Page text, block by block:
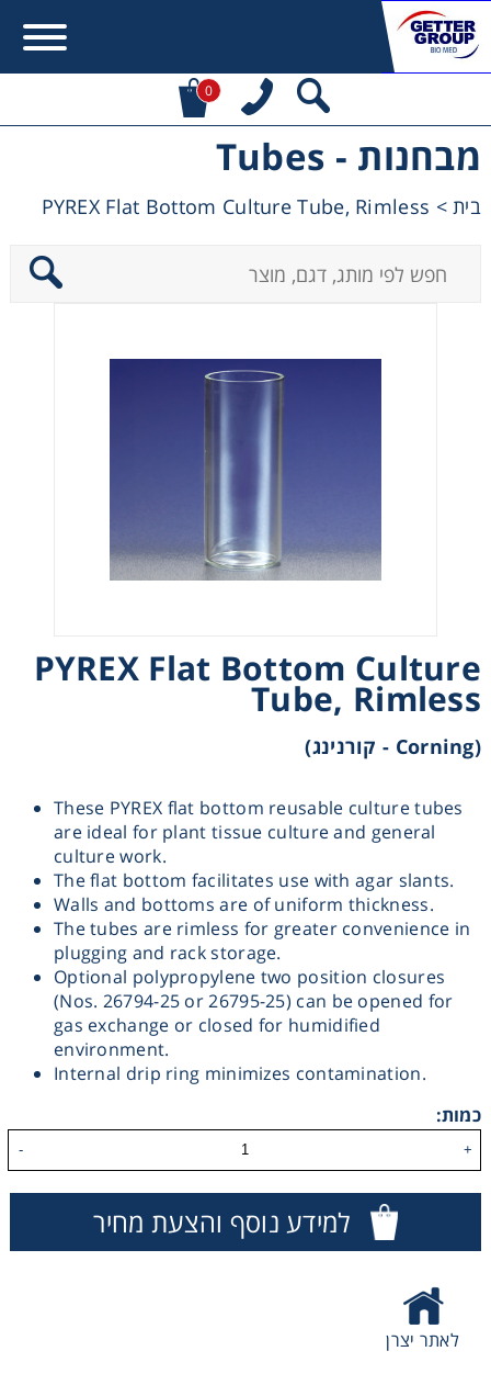
0
מבחנות - Tubes
בית>
PYREX Flat Bottom Culture Tube, Rimless
PYREX Flat Bottom Culture
Tube, Rimless
(Corning - קורנינג)
These PYREX flat bottom reusable culture tubes
are ideal for plant tissue culture and general
culture work.
The flat bottom facilitates use with agar slants.
Walls and bottoms are of uniform thickness.
The tubes are rimless for greater convenience in
plugging and rack storage.
Optional polypropylene two position closures
(Nos. 26794-25 or 26795-25) can be opened for
gas exchange or closed for humidified
environment.
Internal drip ring minimizes contamination.
כמות:
+
-
למידע נוסף והצעת מחיר
לאתר יצרן
Contact form not found.
Centrifuges
Instrumentation
Microscopy
Pumps
Shaking & Stirring
Storage
Washing
Chromatography
Filtration
Liquid Handling